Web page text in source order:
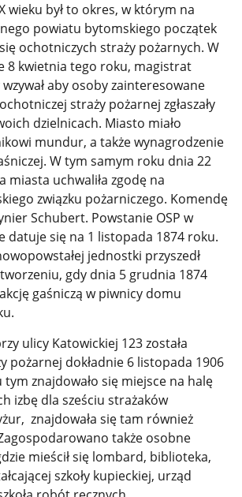
wieku był to okres, w którym na
powiatu bytomskiego początek
ochotniczych straży pożarnych. W
8 kwietnia tego roku, magistrat
aby osoby zainteresowane
straży pożarnej zgłaszały
dzielnicach. Miasto miało
mundur, a także wynagrodzenie
W tym samym roku dnia 22
miasta uchwaliła zgodę na
związku pożarniczego. Komendę
Schubert. Powstanie OSP w
datuje się na 1 listopada 1874 roku.
jednostki przyszedł
gdy dnia 5 grudnia 1874
gaśniczą w piwnicy domu
ulicy Katowickiej 123 została
pożarnej dokładnie 6 listopada 1906
znajdowało się miejsce na halę
izbę dla sześciu strażaków
znajdowała się tam również
także osobne
mieścił się lombard, biblioteka,
szkoły kupieckiej, urząd